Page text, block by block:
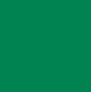
and capacity:
register